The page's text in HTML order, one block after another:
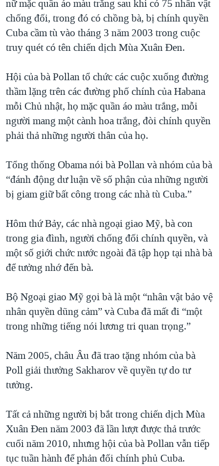
QUAN HỆ VIỆT MỸ
nữ mặc quần áo màu trắng sau khi có 75 nhân vật
chống đối, trong đó có chồng bà, bị chính quyền
Cuba cầm tù vào tháng 3 năm 2003 trong cuộc
truy quét có tên chiến dịch Mùa Xuân Đen.
Hội của bà Pollan tổ chức các cuộc xuống đường
thầm lặng trên các đường phố chính của Habana
mỗi Chủ nhật, họ mặc quần áo màu trắng, mỗi
người mang một cành hoa trắng, đòi chính quyền
phải thả những người thân của họ.
Tổng thống Obama nói bà Pollan và nhóm của bà
“đánh động dư luận về số phận của những người
bị giam giữ bất công trong các nhà tù Cuba.”
Hôm thứ Bảy, các nhà ngoại giao Mỹ, bà con
trong gia đình, người chống đối chính quyền, và
một số giới chức nước ngoài đã tập họp tại nhà bà
để tưởng nhớ đến bà.
Bộ Ngoại giao Mỹ gọi bà là một “nhân vật bảo vệ
nhân quyền dũng cảm” và Cuba đã mất đi “một
trong những tiếng nói lương tri quan trọng.”
Năm 2005, châu Âu đã trao tặng nhóm của bà
Poll giải thưởng Sakharov về quyền tự do tư
tưởng.
Tất cả những người bị bắt trong chiến dịch Mùa
Xuân Đen năm 2003 đã lần lượt được thả trước
cuối năm 2010, nhưng hội của bà Pollan vẫn tiếp
tục tuần hành để phản đối chính phủ Cuba.